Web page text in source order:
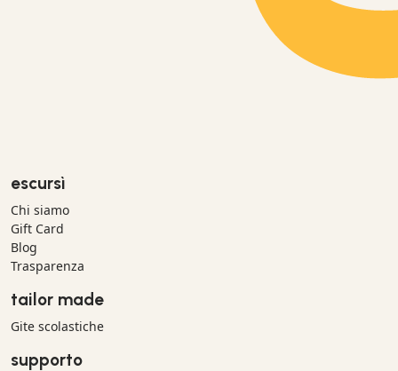
escursì
Chi siamo
Gift Card
Blog
Trasparenza
tailor made
Gite scolastiche
supporto